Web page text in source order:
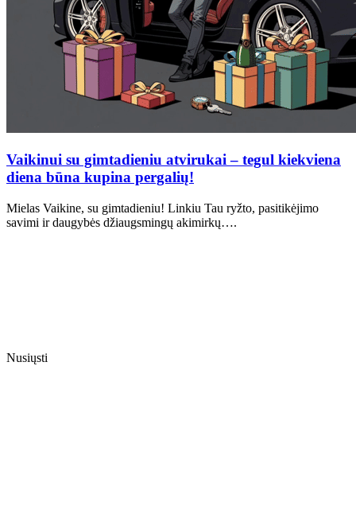
Vaikinui su gimtadieniu atvirukai – tegul kiekviena
diena būna kupina pergalių!
Mielas Vaikine, su gimtadieniu! Linkiu Tau ryžto, pasitikėjimo
savimi ir daugybės džiaugsmingų akimirkų….
Nusiųsti